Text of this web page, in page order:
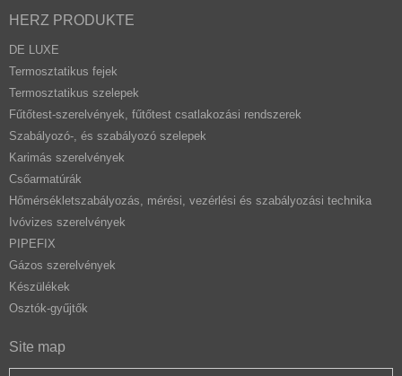
HERZ PRODUKTE
DE LUXE
Termosztatikus fejek
Termosztatikus szelepek
Fűtőtest-szerelvények, fűtőtest csatlakozási rendszerek
Szabályozó-, és szabályozó szelepek
Karimás szerelvények
Csőarmatúrák
Hőmérsékletszabályozás, mérési, vezérlési és szabályozási technika
Ivóvizes szerelvények
PIPEFIX
Gázos szerelvények
Készülékek
Osztók-gyűjtők
Site map